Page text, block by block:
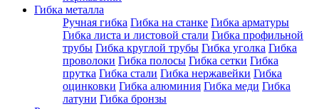
Гибка металла
Ручная гибка Гибка на станке Гибка арматуры
Гибка листа и листовой стали Гибка профильной
трубы Гибка круглой трубы Гибка уголка Гибка
проволоки Гибка полосы Гибка сетки Гибка
прутка Гибка стали Гибка нержавейки Гибка
оцинковки Гибка алюминия Гибка меди Гибка
латуни Гибка бронзы